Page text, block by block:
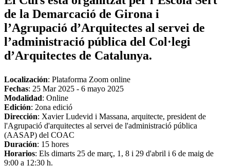
de la Demarcació de Girona i
l’Agrupació d’Arquitectes al servei de
l’administració pública del Col·legi
d’Arquitectes de Catalunya.
Localización: Plataforma Zoom online
Fechas: 25 Mar 2025 - 6 mayo 2025
Modalidad: Online
Edición: 2ona edició
Dirección: Xavier Ludevid i Massana, arquitecte, president de
l'Agrupació d'arquitectes al servei de l'administració pública
(AASAP) del COAC
Duración: 15 hores
Horarios: Els dimarts 25 de març, 1, 8 i 29 d'abril i 6 de maig de
9:00 a 12:30 h.